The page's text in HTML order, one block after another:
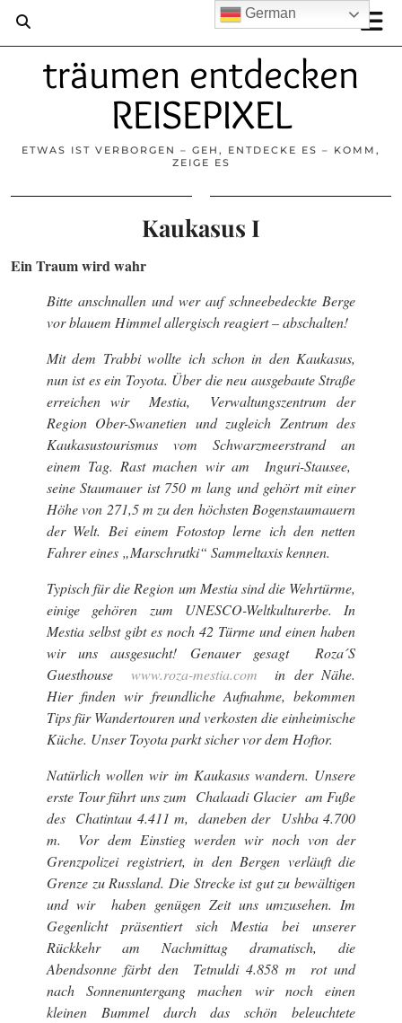
träumen entdecken
REISEPIXEL
ETWAS IST VERBORGEN – GEH, ENTDECKE ES – KOMM,
ZEIGE ES
Kaukasus I
Ein Traum wird wahr
Bitte anschnallen und wer auf schneebedeckte Berge
vor blauem Himmel allergisch reagiert – abschalten!
Mit dem Trabbi wollte ich schon in den Kaukasus,
nun ist es ein Toyota. Über die neu ausgebaute Straße
erreichen wir Mestia, Verwaltungszentrum der
Region Ober-Swanetien und zugleich Zentrum des
Kaukasustourismus vom Schwarzmeerstrand an
einem Tag. Rast machen wir am
Inguri-Stausee,
seine Staumauer ist 750 m lang und gehört mit einer
Höhe von 271,5 m zu den höchsten Bogenstaumauern
der Welt. Bei einem Fotostop lerne ich den netten
Fahrer eines „Marschrutki“ Sammeltaxis kennen.
Typisch für die Region um Mestia sind die Wehrtürme,
einige gehören zum UNESCO-Weltkulturerbe. In
Mestia selbst gibt es noch 42 Türme und einen haben
wir uns ausgesucht! Genauer gesagt Roza´S
Guesthouse
www.roza-mestia.comin der Nähe.
Hier finden wir freundliche Aufnahme, bekommen
Tips für Wandertouren und verkosten die einheimische
Küche. Unser Toyota parkt sicher vor dem Hoftor.
Natürlich wollen wir im Kaukasus wandern. Unsere
erste Tour führt uns zum Chalaadi Glacier am Fuße
des Chatintau 4.411 m, daneben der Ushba 4.700
m. Vor dem Einstieg werden wir noch von der
Grenzpolizei registriert, in den Bergen verläuft die
Grenze zu Russland. Die Strecke ist gut zu bewältigen
und wir haben genügen Zeit uns umzusehen. Im
Gegenlicht präsentiert sich Mestia bei unserer
Rückkehr am Nachmittag dramatisch, die
Abendsonne färbt den Tetnuldi 4.858 m rot und
nach Sonnenuntergang machen wir noch einen
kleinen Bummel durch das schön beleuchtete
German